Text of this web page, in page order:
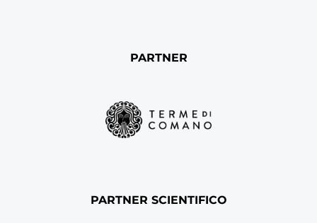
PARTNER
PARTNER SCIENTIFICO